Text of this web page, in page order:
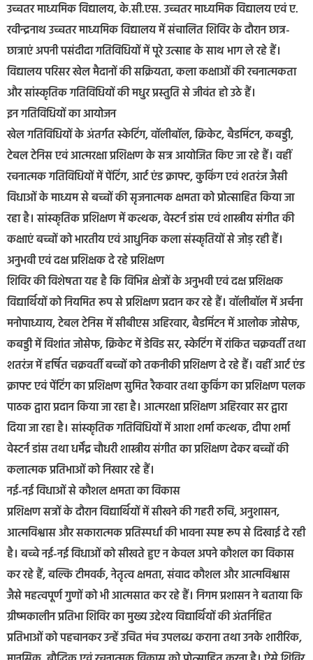
उच्चतर माध्यमिक विद्यालय, के.सी.एस. उच्चतर माध्यमिक विद्यालय एवं ए.
रवीन्द्रनाथ उच्चतर माध्यमिक विद्यालय में संचालित शिविर के दौरान छात्र-
छात्राएं अपनी पसंदीदा गतिविधियों में पूरे उत्साह के साथ भाग ले रहे हैं।
विद्यालय परिसर खेल मैदानों की सक्रियता, कला कक्षाओं की रचनात्मकता
और सांस्कृतिक गतिविधियों की मधुर प्रस्तुति से जीवंत हो उठे हैं।
इन गतिविधियों का आयोजन
खेल गतिविधियों के अंतर्गत स्केटिंग, वॉलीबॉल, क्रिकेट, बैडमिंटन, कबड्डी,
टेबल टेनिस एवं आत्मरक्षा प्रशिक्षण के सत्र आयोजित किए जा रहे हैं। वहीं
रचनात्मक गतिविधियों में पेंटिंग, आर्ट एंड क्राफ्ट, कुकिंग एवं शतरंज जैसी
विधाओं के माध्यम से बच्चों की सृजनात्मक क्षमता को प्रोत्साहित किया जा
रहा है। सांस्कृतिक प्रशिक्षण में कत्थक, वेस्टर्न डांस एवं शास्त्रीय संगीत की
कक्षाएं बच्चों को भारतीय एवं आधुनिक कला संस्कृतियों से जोड़ रही हैं।
अनुभवी एवं दक्ष प्रशिक्षक दे रहे प्रशिक्षण
शिविर की विशेषता यह है कि विभिन्न क्षेत्रों के अनुभवी एवं दक्ष प्रशिक्षक
विद्यार्थियों को नियमित रूप से प्रशिक्षण प्रदान कर रहे हैं। वॉलीबॉल में अर्चना
मनोपाध्याय, टेबल टेनिस में सीबीएस अहिरवार, बैडमिंटन में आलोक जोसेफ,
कबड्डी में विशांत जोसेफ, क्रिकेट में डेविड सर, स्केटिंग में रांकित चक्रवर्ती तथा
शतरंज में हर्षित चक्रवर्ती बच्चों को तकनीकी प्रशिक्षण दे रहे हैं। वहीं आर्ट एंड
क्राफ्ट एवं पेंटिंग का प्रशिक्षण सुमित रैकवार तथा कुकिंग का प्रशिक्षण पलक
पाठक द्वारा प्रदान किया जा रहा है। आत्मरक्षा प्रशिक्षण अहिरवार सर द्वारा
दिया जा रहा है। सांस्कृतिक गतिविधियों में आशा शर्मा कत्थक, दीपा शर्मा
वेस्टर्न डांस तथा धर्मेंद्र चौधरी शास्त्रीय संगीत का प्रशिक्षण देकर बच्चों की
कलात्मक प्रतिभाओं को निखार रहे हैं।
नई-नई विधाओं से कौशल क्षमता का विकास
प्रशिक्षण सत्रों के दौरान विद्यार्थियों में सीखने की गहरी रुचि, अनुशासन,
आत्मविश्वास और सकारात्मक प्रतिस्पर्धा की भावना स्पष्ट रूप से दिखाई दे रही
है। बच्चे नई-नई विधाओं को सीखते हुए न केवल अपने कौशल का विकास
कर रहे हैं, बल्कि टीमवर्क, नेतृत्व क्षमता, संवाद कौशल और आत्मविश्वास
जैसे महत्वपूर्ण गुणों को भी आत्मसात कर रहे हैं। निगम प्रशासन ने बताया कि
ग्रीष्मकालीन प्रतिभा शिविर का मुख्य उद्देश्य विद्यार्थियों की अंतर्निहित
प्रतिभाओं को पहचानकर उन्हें उचित मंच उपलब्ध कराना तथा उनके शारीरिक,